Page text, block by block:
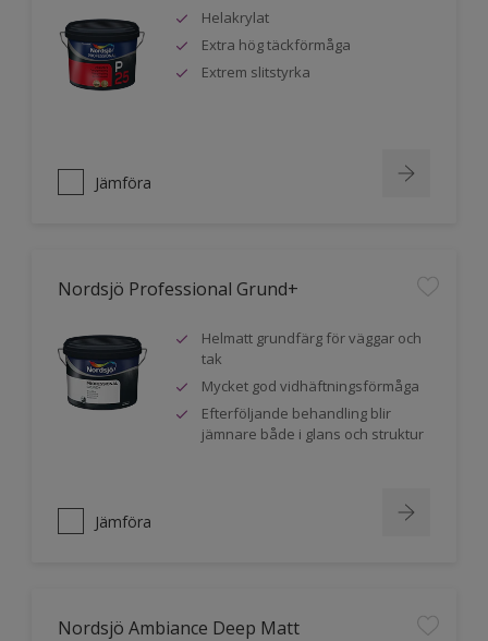
Helakrylat
Extra hög täckförmåga
Extrem slitstyrka
Jämföra
Nordsjö Professional Grund+
Helmatt grundfärg för väggar och
tak
Mycket god vidhäftningsförmåga
Efterföljande behandling blir
jämnare både i glans och struktur
Jämföra
Nordsjö Ambiance Deep Matt